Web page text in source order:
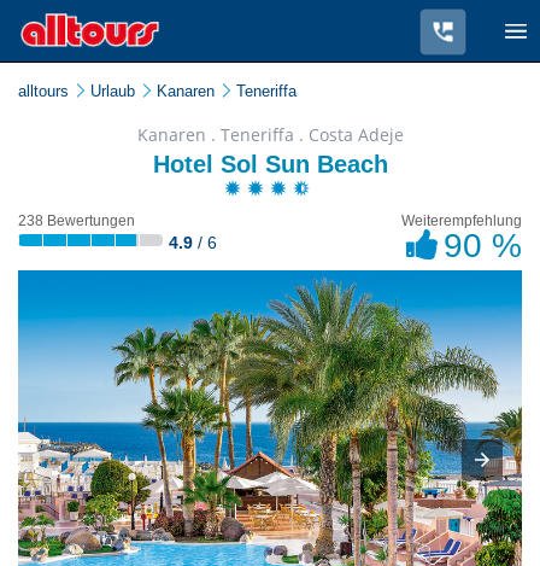
alltours Urlaub Kanaren Teneriffa
Kanaren . Teneriffa . Costa Adeje
Hotel Sol Sun Beach
238 Bewertungen
4.9 / 6
Weiterempfehlung
90 %